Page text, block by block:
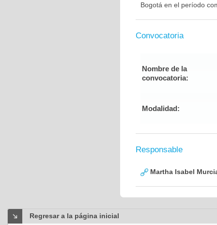
Bogotá en el período
Convocatoria
Nombre de la
convocatoria:
Modalidad:
Responsable
Martha Isabel
Regresar a la página inicial